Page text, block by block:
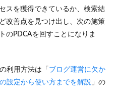
スを獲得できているか、検索結
改善点を見つけ出し、次の施策
のPDCAを回すことになりま
利用方法は「 ブログ運営に欠か
設定から使い方までを解説 」の